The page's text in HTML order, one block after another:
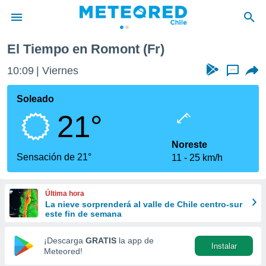
de
por
que se
calidad.
a este
las
y
forma
digital
basada
El Tiempo en Romont (Fr)
10:09 Viernes ...
Soleado
21°
Sensación de 21°
Noreste
11
25 km/h
Última hora
La nieve sorprenderá al valle de Chile centro-sur
este fin de semana
¡Descarga GRATIS la app de
Meteored!
Instalar